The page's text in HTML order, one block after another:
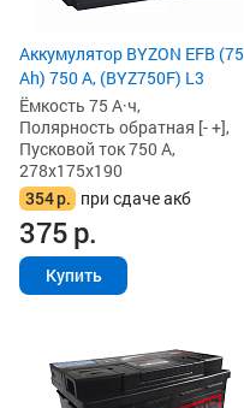
Аккумулятор BYZON EFB (75
Ah) 750 А, (BYZ750F) L3
Ёмкость 75 А·ч,
Полярность обратная [- +],
Пусковой ток 750 А,
278x175x190
354р. при сдаче акб
375р.
Купить